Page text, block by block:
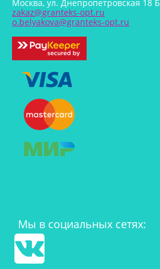
Москва, ул. Днепропетровская 18 Б
zakaz@granteks-opt.ru
o.belyakova@granteks-opt.ru
Мы в социальных сетях: